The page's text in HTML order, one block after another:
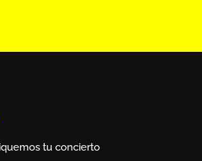
tu concierto